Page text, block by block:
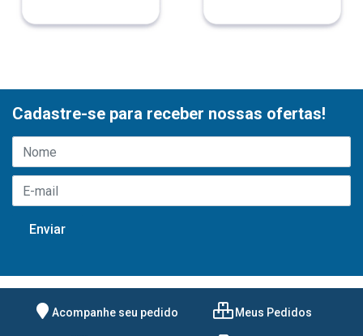
Cadastre-se para receber nossas ofertas!
Acompanhe seu pedido Meus Pedidos